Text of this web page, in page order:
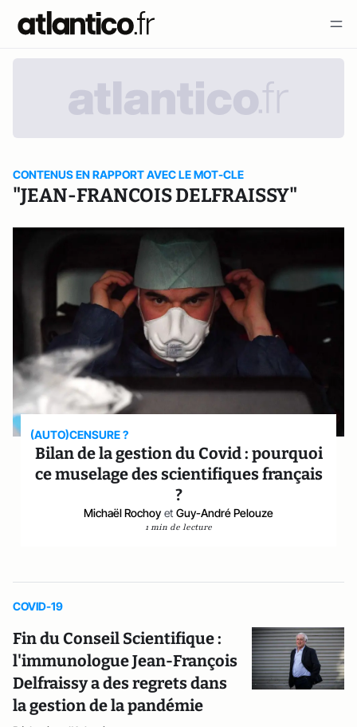
CONTENUS EN RAPPORT AVEC LE MOT-CLE
"JEAN-FRANCOIS DELFRAISSY"
(AUTO)CENSURE ?
Bilan de la gestion du Covid : pourquoi
ce muselage des scientifiques français
?
Michaël Rochoy et Guy-André Pelouze
1 min de lecture
COVID-19
Fin du Conseil Scientifique :
l'immunologue Jean-François
Delfraissy a des regrets dans
la gestion de la pandémie